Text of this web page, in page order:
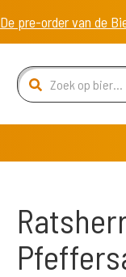
De pre-order van de